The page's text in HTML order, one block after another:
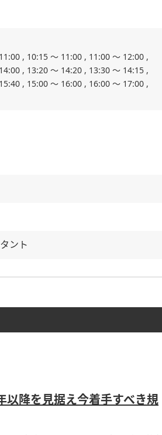
, 10:15 ～ 11:00 , 11:00 ～ 12:00 ,
, 13:20 ～ 14:20 , 13:30 ～ 14:15 ,
, 15:00 ～ 16:00 , 16:00 ～ 17:00 ,
ント
以降を見据え今着手すべき規